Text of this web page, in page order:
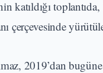
katıldığı
çerçevesinde
2019’dan